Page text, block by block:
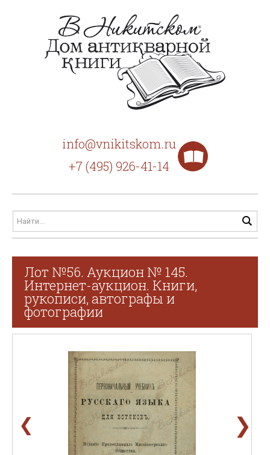
info@vnikitskom.ru
+7 (495) 926-41-14
Лот №56. Аукцион № 145.
Интернет-аукцион. Книги,
рукописи, автографы и
фотографии
❮ ❯